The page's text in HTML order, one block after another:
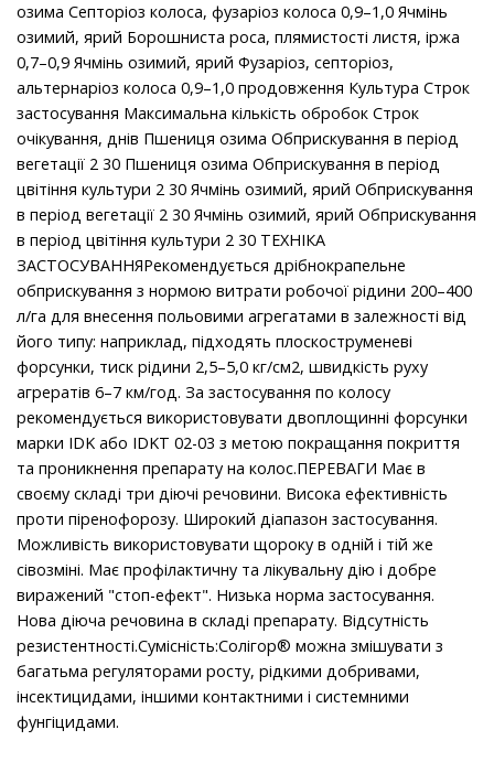
озима Септоріоз колоса, фузаріоз колоса 0,9–1,0 Ячмінь
озимий, ярий Борошниста роса, плямистості листя, іржа
0,7–0,9 Ячмінь озимий, ярий Фузаріоз, септоріоз,
альтернаріоз колоса 0,9–1,0 продовження Культура Строк
застосування Максимальна кількість обробок Строк
очікування, днів Пшениця озима Обприскування в період
вегетації 2 30 Пшениця озима Обприскування в період
цвітіння культури 2 30 Ячмінь озимий, ярий Обприскування
в період вегетації 2 30 Ячмінь озимий, ярий Обприскування
в період цвітіння культури 2 30 ТЕХНІКА
ЗАСТОСУВАННЯРекомендується дрібнокрапельне
обприскування з нормою витрати робочої рідини 200–400
л/га для внесення польовими агрегатами в залежності від
його типу: наприклад, підходять плоскоструменеві
форсунки, тиск рідини 2,5–5,0 кг/см2, швидкість руху
агрератів 6–7 км/год. За застосування по колосу
рекомендується використовувати двоплощинні форсунки
марки IDK або IDKT 02-03 з метою покращання покриття
та проникнення препарату на колос.ПЕРЕВАГИ Має в
своєму складі три діючі речовини. Висока ефективність
проти піренофорозу. Широкий діапазон застосування.
Можливість використовувати щороку в одній і тій же
сівозміні. Має профілактичну та лікувальну дію і добре
виражений "стоп-ефект". Низька норма застосування.
Нова діюча речовина в складі препарату. Відсутність
резистентності.Сумісність:Солігор® можна змішувати з
багатьма регуляторами росту, рідкими добривами,
інсектицидами, іншими контактними і системними
фунгіцидами.